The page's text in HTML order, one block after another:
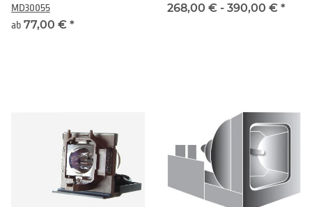
MD30055
ab 77,00 € *
268,00 € - 390,00 € *